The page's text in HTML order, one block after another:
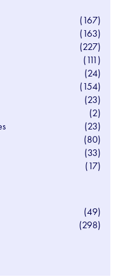
(167)
(163)
(227)
(111)
(24)
(154)
(23)
(2)
(23)
(80)
(33)
(17)
(49)
(298)